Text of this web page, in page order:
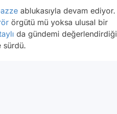
ablukasıyla devam ediyor.
örgütü mü yoksa ulusal bir
da gündemi değerlendirdiği
sürdü.